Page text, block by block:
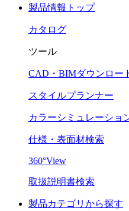
製品情報トップ
カタログ
ツール
CAD・BIMダウンロー
スタイルプランナー
カラーシミュレーショ
仕様・表面材検索
360°View
取扱説明書検索
製品カテゴリから探す